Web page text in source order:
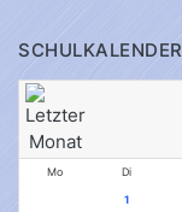
SCHULKALENDER
Mo Di
1